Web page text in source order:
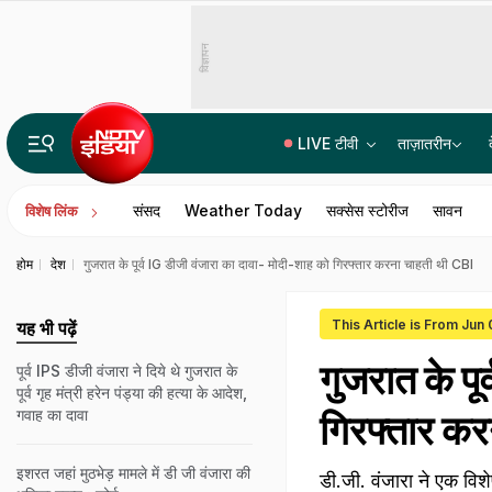
विज्ञापन
LIVE टीवी ताज़ातरीन
विशेष लिंक संसद Weather Today सक्सेस स्टोरीज सावन
होम देश गुजरात के पूर्व IG डीजी वंजारा का दावा- मोदी-शाह को गिरफ्तार करना चाहती थी CBI
This Article is From Jun
गुजरात के
गिरफ्तार
डी.जी. वंजारा ने एक
यह भी पढ़ें
पूर्व IPS डीजी वंजारा ने दिये थे गुजरात के
पूर्व गृह मंत्री हरेन पंड्या की हत्या के आदेश,
गवाह का दावा
इशरत जहां मुठभेड़ मामले में डी जी वंजारा की